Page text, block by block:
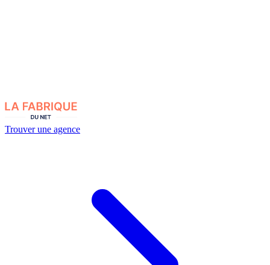
Trouver une agence